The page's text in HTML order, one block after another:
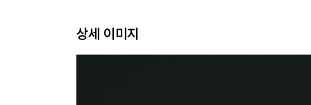
상세 이미지